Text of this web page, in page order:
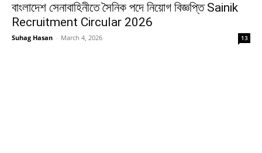
বাংলাদেশ সেনাবাহিনীতে সৈনিক পদে নিয়োগ বিজ্ঞপ্তি Sainik
Recruitment Circular 2026
Suhag Hasan - March 4, 2026 13